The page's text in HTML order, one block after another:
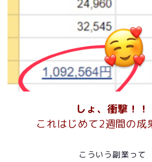
しょ、衝撃！！
これはじめて2週間の
こういう副業って